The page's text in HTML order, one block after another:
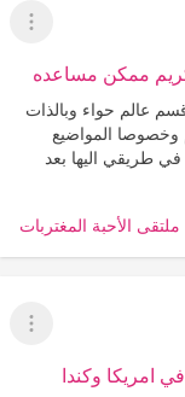
عرض
ممكن مساعده
عالم حواء وبالذات
المواضيع
في طريقي اليها بعد
ملتقى الأحبة المغتربات
عرض
امريكا وكندا